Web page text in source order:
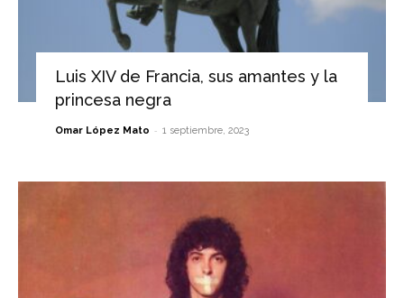
Luis XIV de Francia, sus amantes y la
princesa negra
Omar López Mato - 1 septiembre, 2023